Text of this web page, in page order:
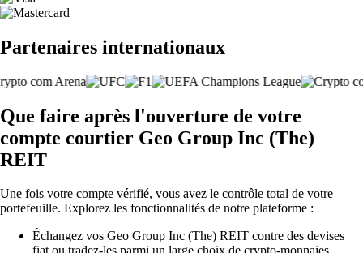
Partenaires internationaux
Que faire après l'ouverture de votre
compte courtier Geo Group Inc (The)
REIT
Une fois votre compte vérifié, vous avez le contrôle total de votre
portefeuille. Explorez les fonctionnalités de notre plateforme :
Échangez vos Geo Group Inc (The) REIT contre des devises